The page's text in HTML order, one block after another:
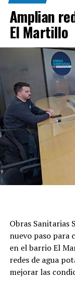
Amplian
El Martillo
Obras Sanitarias
nuevo paso
en el barrio El
redes de agua
mejorar las